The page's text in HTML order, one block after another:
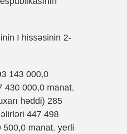
I hissəsinin 2-
143 000,0
430 000,0 manat,
həddi) 285
447 498
manat, yerli